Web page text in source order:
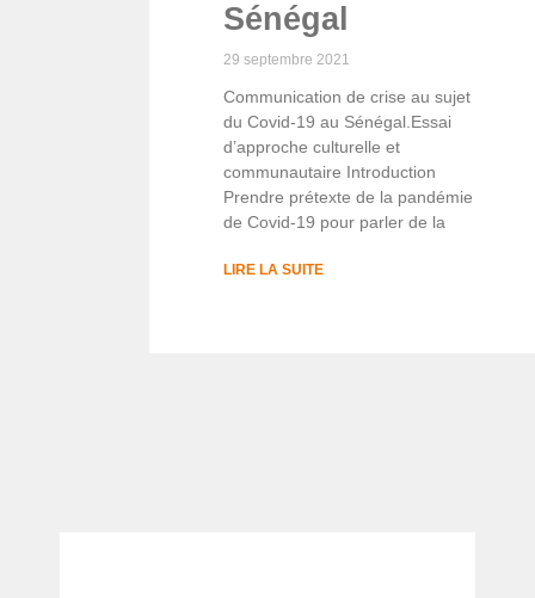
Sénégal
29 septembre 2021
Communication de crise au sujet
du Covid-19 au Sénégal.Essai
d’approche culturelle et
communautaire Introduction
Prendre prétexte de la pandémie
de Covid-19 pour parler de la
LIRE LA SUITE